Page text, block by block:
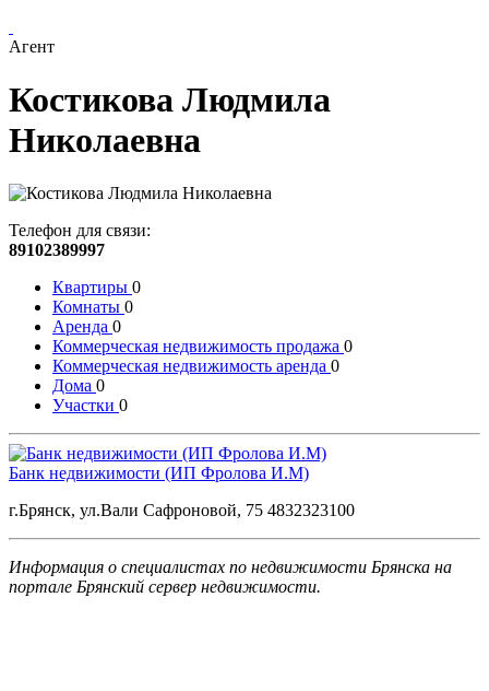
Агент
Костикова Людмила
Николаевна
Телефон для связи:
89102389997
Квартиры 0
Комнаты 0
Аренда 0
Коммерческая недвижимость продажа 0
Коммерческая недвижимость аренда 0
Дома 0
Участки 0
Банк недвижимости (ИП Фролова И.М)
г.Брянск, ул.Вали Сафроновой, 75 4832323100
Информация о специалистах по недвижимости Брянскa на
портале Брянский сервер недвижимости.